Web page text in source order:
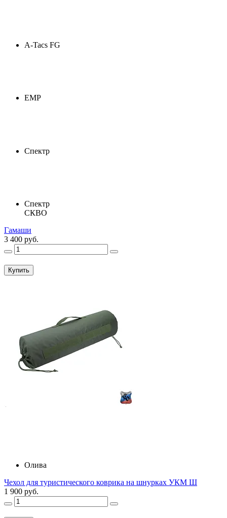
A-Tacs FG
ЕМР
Спектр
Спектр
СКВО
Гамаши
3 400 руб.
Купить
Олива
Чехол для туристического коврика на шнурках УКМ Ш
1 900 руб.